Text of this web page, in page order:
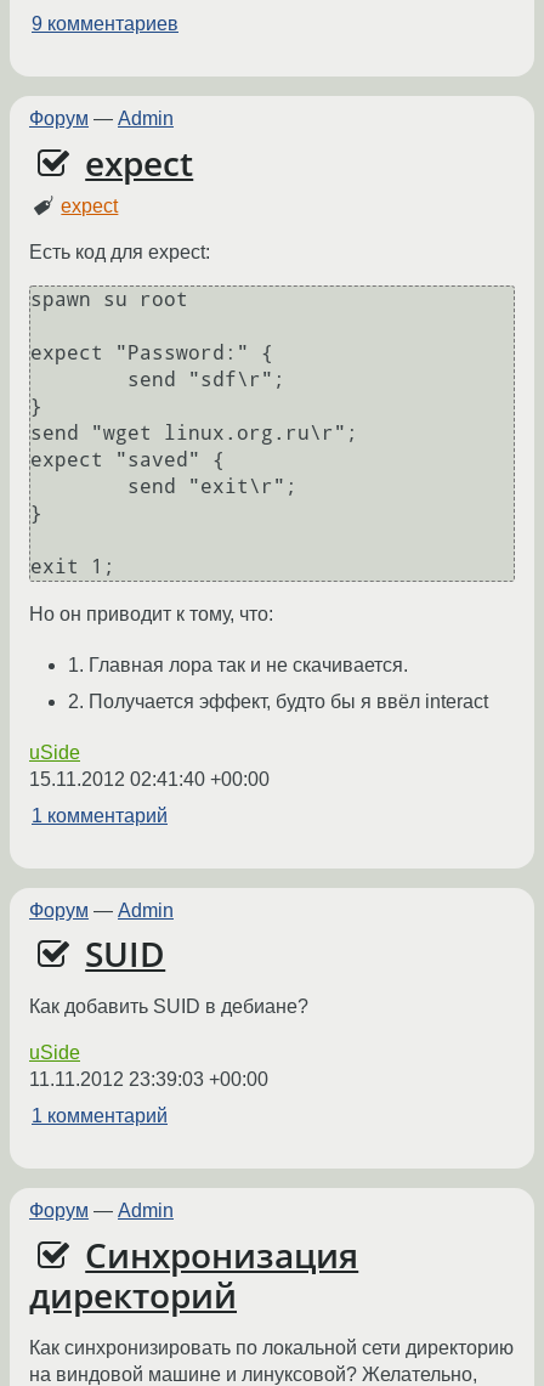
9 комментариев
Форум — Admin
expect
expect
Есть код для expect:
spawn su root
expect "Password:" {
}
send "wget linux.org.ru\r";
expect "saved" {
}
Но он приводит к тому, что:
1. Главная лора так и не скачивается.
2. Получается эффект, будто бы я ввёл interact
uSide
15.11.2012 02:41:40 +00:00
1 комментарий
Форум — Admin
SUID
Как добавить SUID в дебиане?
uSide
11.11.2012 23:39:03 +00:00
1 комментарий
Форум — Admin
Синхронизация
директорий
Как синхронизировать по локальной сети директорию
на виндовой машине и линуксовой? Желательно,